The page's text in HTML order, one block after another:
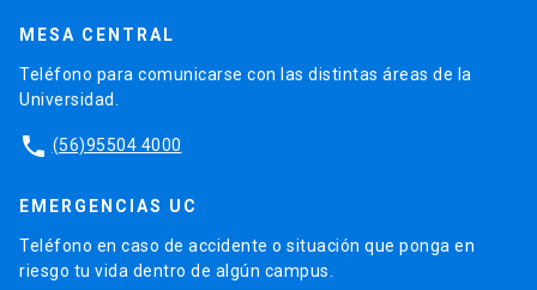
MESA CENTRAL
Teléfono para comunicarse con las distintas áreas de la
Universidad.
phone (56)95504 4000
EMERGENCIAS UC
Teléfono en caso de accidente o situación que ponga en
riesgo tu vida dentro de algún campus.